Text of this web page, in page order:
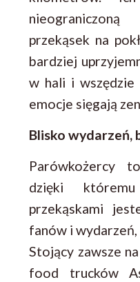
przekąsek na
bardziej
w hali i wszędzie
emocje sięgają
Blisko wydarzeń,
Parówkożercy
dzięki
przekąskami
fanów i
Stojący zawsze
food trucków